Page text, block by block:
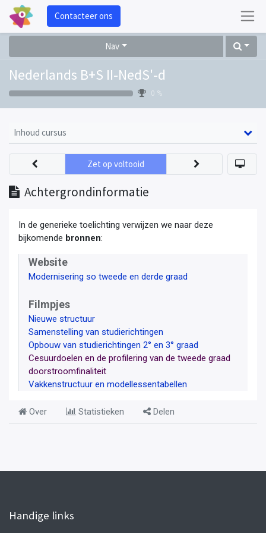
Contacteer ons
Nav
Nederlands B+S II-NedS'-d
0 %
Inhoud cursus
Achtergrondinformatie
Zet op voltooid
In de generieke toelichting verwijzen we naar deze
bijkomende bronnen:
Website
Modernisering so tweede en derde graad
Filmpjes
Nieuwe structuur
Samenstelling van studierichtingen
Opbouw van studierichtingen 2° en 3° graad
Cesuurdoelen en de profilering van de tweede graad
doorstroomfinaliteit
Vakkenstructuur en modellessentabellen
Over Statistieken Delen
Handige links